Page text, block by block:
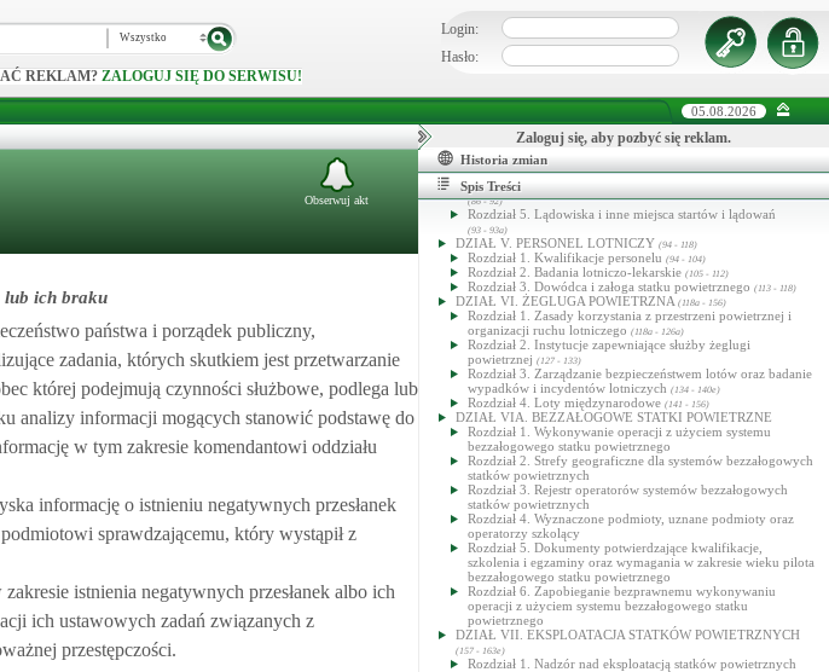
Wszystko
REKLAM? ZALOGUJ SIĘ DO SERWISU!
Login:
Hasło:
05.08.2026
Obserwuj akt
lub ich braku
państwa i porządek publiczny,
zadania, których skutkiem jest przetwarzanie
której podejmują czynności służbowe, podlega lub
analizy informacji mogących stanowić podstawę do
w tym zakresie komendantowi oddziału
informację o istnieniu negatywnych przesłanek
sprawdzającemu, który wystąpił z
istnienia negatywnych przesłanek albo ich
ich ustawowych zadań związanych z
przestępczości.
Zaloguj się, aby pozbyć się reklam.
Historia zmian
Spis Treści
LOTNICZY
Rozdział 1. Postanowienia ogólne(31 - 33)
Rozdział 2. Rejestry statków powietrznych(34 - 44)
Rozdział 3. Zdatność statków powietrznych do lotów (45 - 53c)
URZĄDZENIA NAZIEMNE(54 - 93a)
Rozdział 1. Postanowienia ogólne, zakładanie i rejestrowanie
lotnisk
Rozdział 2. Eksploatacja lotnisk(66 - 83a)
Rozdział 3. Ratownictwo i ochrona przeciwpożarowa lotnisk
(84 - 85)
Rozdział 4. Otoczenie lotniska i lotnicze urządzenia naziemne
(86 - 92)
Rozdział 5. Lądowiska i inne miejsca startów i lądowań
(93 - 93a)
DZIAŁ V. PERSONEL LOTNICZY (94 - 118)
Rozdział 1. Kwalifikacje personelu (94 - 104)
Rozdział 2. Badania lotniczo-lekarskie (105 - 112)
Rozdział 3. Dowódca i załoga statku powietrznego (113 - 118)
DZIAŁ VI. ŻEGLUGA POWIETRZNA (118a - 156)
Rozdział 1. Zasady korzystania z przestrzeni powietrznej i
organizacji ruchu lotniczego (118a - 126a)
Rozdział 2. Instytucje zapewniające służby żeglugi
powietrznej (127 - 133)
Rozdział 3. Zarządzanie bezpieczeństwem lotów oraz badanie
wypadków i incydentów lotniczych (134 - 140e)
Rozdział 4. Loty międzynarodowe (141 - 156)
DZIAŁ VIA. BEZZAŁOGOWE STATKI POWIETRZNE
Rozdział 1. Wykonywanie operacji z użyciem systemu
bezzałogowego statku powietrznego
Rozdział 2. Strefy geograficzne dla systemów bezzałogowych
statków powietrznych
Rozdział 3. Rejestr operatorów systemów bezzałogowych
statków powietrznych
Rozdział 4. Wyznaczone podmioty, uznane podmioty oraz
operatorzy szkolący
Rozdział 5. Dokumenty potwierdzające kwalifikacje,
szkolenia i egzaminy oraz wymagania w zakresie wieku pilota
bezzałogowego statku powietrznego
Rozdział 6. Zapobieganie bezprawnemu wykonywaniu
operacji z użyciem systemu bezzałogowego statku
powietrznego
DZIAŁ VII. EKSPLOATACJA STATKÓW POWIETRZNYCH
(157 - 163e)
Rozdział 1. Nadzór nad eksploatacją statków powietrznych